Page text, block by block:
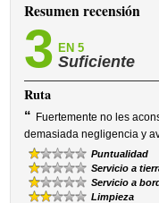
Resumen recensión
3 EN 5
Suficiente
Ruta
“ Fuertemente no les
demasiada negligencia y
Puntualidad
Servicio a
Servicio a
Limpieza